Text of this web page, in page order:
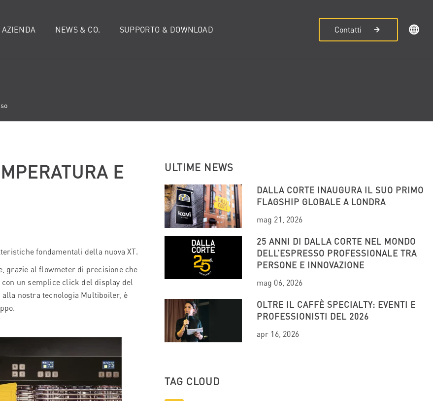
AZIENDA NEWS & CO. SUPPORTO & DOWNLOAD Contatti
E
fondamentali della nuova XT.
grazie al flowmeter di precisione che
un semplice click del display del
nostra tecnologia Multiboiler, è
ULTIME NEWS
DALLA CORTE INAUGURA IL SUO PRIMO
FLAGSHIP GLOBALE A LONDRA
mag 21, 2026
25 ANNI DI DALLA CORTE NEL MONDO
DELL’ESPRESSO PROFESSIONALE TRA
PERSONE E INNOVAZIONE
mag 06, 2026
OLTRE IL CAFFÈ SPECIALTY: EVENTI E
PROFESSIONISTI DEL 2026
apr 16, 2026
TAG CLOUD